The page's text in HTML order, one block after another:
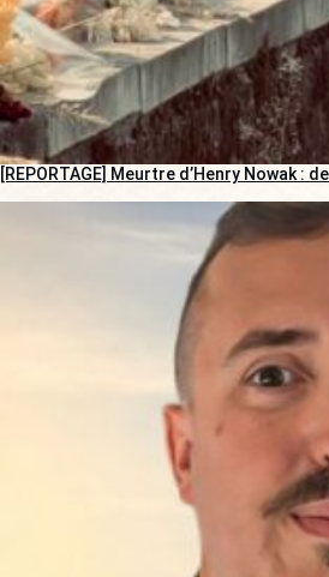
[REPORTAGE] Meurtre d’Henry Nowak